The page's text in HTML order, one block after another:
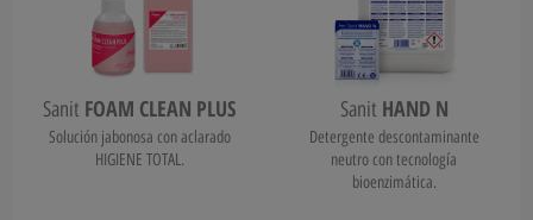
Sanit FOAM CLEAN PLUS
Solución jabonosa con aclarado
HIGIENE TOTAL.
Sanit HAND N
Detergente descontaminante
neutro con tecnología
bioenzimática.